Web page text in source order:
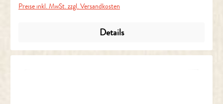
Preise inkl. MwSt. zzgl. Versandkosten
Details